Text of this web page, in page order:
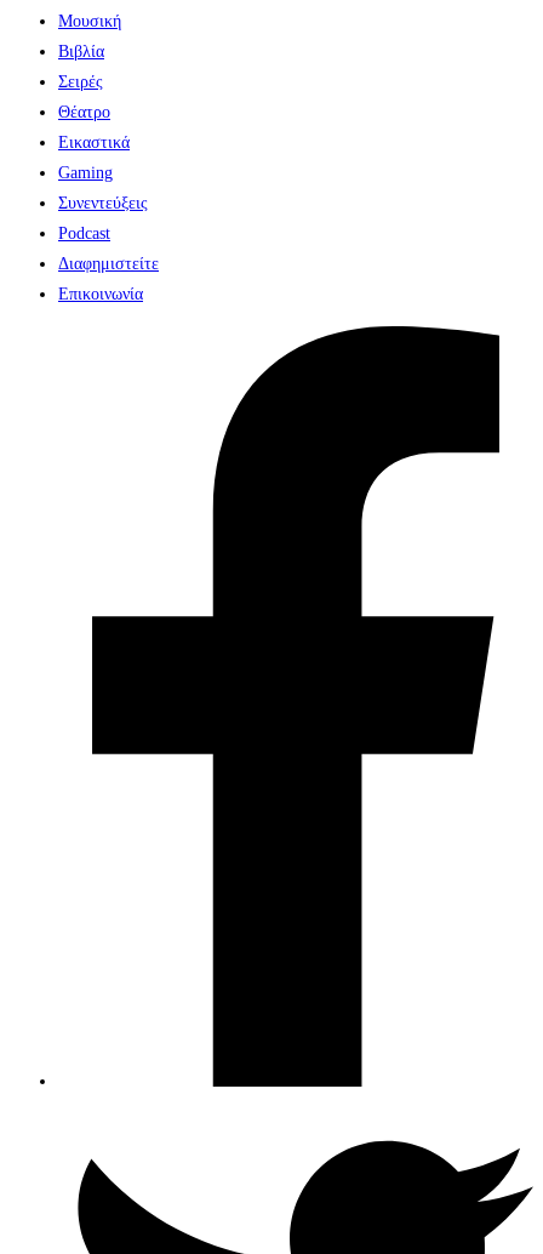
Μουσική
Βιβλία
Σειρές
Θέατρο
Εικαστικά
Gaming
Συνεντεύξεις
Podcast
Διαφημιστείτε
Επικοινωνία